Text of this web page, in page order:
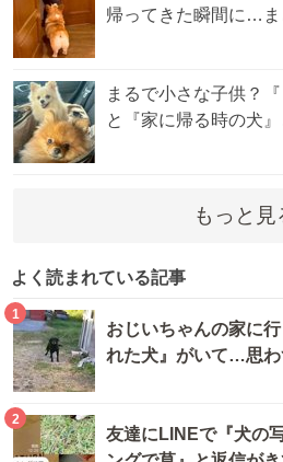
帰ってきた瞬間に…
まるで小さな子供？
と『家に帰る時の犬
もっと見
よく読まれている記事
1
おじいちゃんの家に
れた犬』がいて…思
2
友達にLINEで『犬の